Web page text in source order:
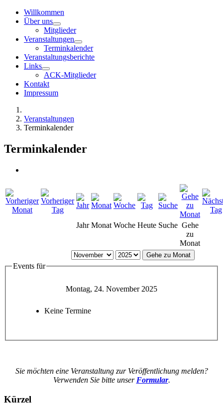
Willkommen
Über uns
Mitglieder
Veranstaltungen
Terminkalender
Veranstaltungsberichte
Links
ACK-Mitglieder
Kontakt
Impressum
Veranstaltungen
Terminkalender
Terminkalender
Jahr Monat Woche Heute Suche Gehe
zu
Monat
Gehe zu Monat
Events für
Montag, 24. November 2025
Keine Termine
Sie möchten eine Veranstaltung zur Veröffentlichung melden?
Verwenden Sie bitte unserFormular.
Kürzel